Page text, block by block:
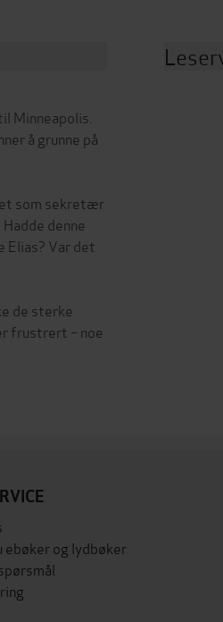
Minneapolis.
å grunne på
som sekretær
denne
Elias? Var det
de sterke
frustrert – noe
ebøker og lydbøker